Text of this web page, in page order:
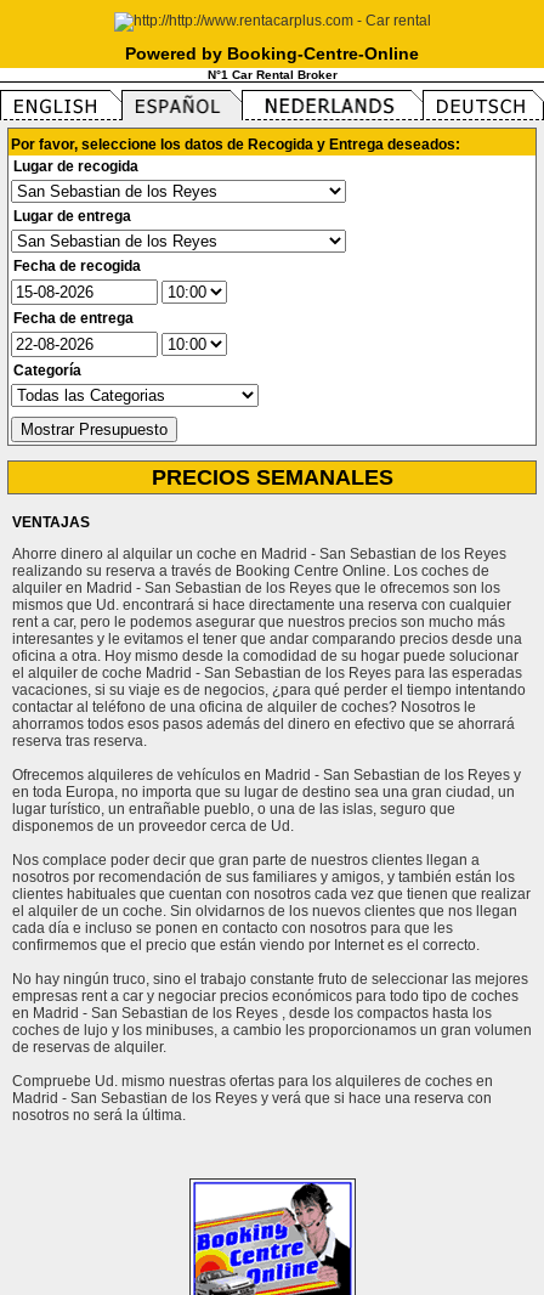
Powered by Booking-Centre-Online
N°1 Car Rental Broker
Por favor, seleccione los datos de Recogida y Entrega deseados:
Lugar de recogida
Lugar de entrega
Fecha de recogida
Fecha de entrega
Categoría
PRECIOS SEMANALES
VENTAJAS
Ahorre dinero al alquilar un coche en Madrid - San Sebastian de los Reyes
realizando su reserva a través de Booking Centre Online. Los coches de
alquiler en Madrid - San Sebastian de los Reyes que le ofrecemos son los
mismos que Ud. encontrará si hace directamente una reserva con cualquier
rent a car, pero le podemos asegurar que nuestros precios son mucho más
interesantes y le evitamos el tener que andar comparando precios desde una
oficina a otra. Hoy mismo desde la comodidad de su hogar puede solucionar
el alquiler de coche Madrid - San Sebastian de los Reyes para las esperadas
vacaciones, si su viaje es de negocios, ¿para qué perder el tiempo intentando
contactar al teléfono de una oficina de alquiler de coches? Nosotros le
ahorramos todos esos pasos además del dinero en efectivo que se ahorrará
reserva tras reserva.
Ofrecemos alquileres de vehículos en Madrid - San Sebastian de los Reyes y
en toda Europa, no importa que su lugar de destino sea una gran ciudad, un
lugar turístico, un entrañable pueblo, o una de las islas, seguro que
disponemos de un proveedor cerca de Ud.
Nos complace poder decir que gran parte de nuestros clientes llegan a
nosotros por recomendación de sus familiares y amigos, y también están los
clientes habituales que cuentan con nosotros cada vez que tienen que realizar
el alquiler de un coche. Sin olvidarnos de los nuevos clientes que nos llegan
cada día e incluso se ponen en contacto con nosotros para que les
confirmemos que el precio que están viendo por Internet es el correcto.
No hay ningún truco, sino el trabajo constante fruto de seleccionar las mejores
empresas rent a car y negociar precios económicos para todo tipo de coches
en Madrid - San Sebastian de los Reyes , desde los compactos hasta los
coches de lujo y los minibuses, a cambio les proporcionamos un gran volumen
de reservas de alquiler.
Compruebe Ud. mismo nuestras ofertas para los alquileres de coches en
Madrid - San Sebastian de los Reyes y verá que si hace una reserva con
nosotros no será la última.